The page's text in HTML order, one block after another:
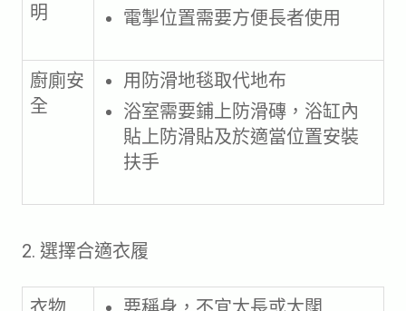
明
電掣位置需要方便長者使用
廚廁安
全
用防滑地毯取代地布
浴室需要鋪上防滑磚，浴缸內
貼上防滑貼及於適當位置安裝
扶手
2. 選擇合適衣履